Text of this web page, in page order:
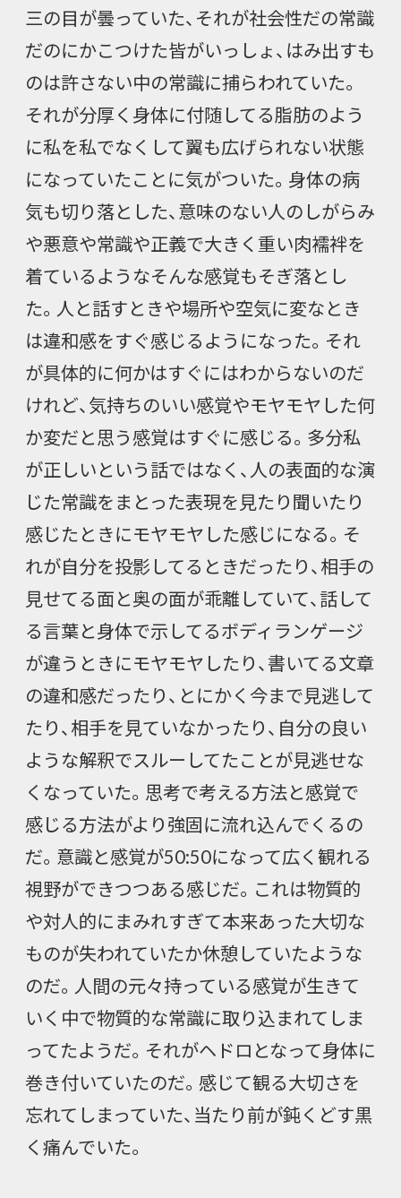
三の目が曇っていた、それが社会性だの常識
だのにかこつけた皆がいっしょ、はみ出すも
のは許さない中の常識に捕らわれていた。
それが分厚く身体に付随してる脂肪のよう
に私を私でなくして翼も広げられない状態
になっていたことに気がついた。身体の病
気も切り落とした、意味のない人のしがらみ
や悪意や常識や正義で大きく重い肉襦袢を
着ているようなそんな感覚もそぎ落とし
た。人と話すときや場所や空気に変なとき
は違和感をすぐ感じるようになった。それ
が具体的に何かはすぐにはわからないのだ
けれど、気持ちのいい感覚やモヤモヤした何
か変だと思う感覚はすぐに感じる。多分私
が正しいという話ではなく、人の表面的な演
じた常識をまとった表現を見たり聞いたり
感じたときにモヤモヤした感じになる。そ
れが自分を投影してるときだったり、相手の
見せてる面と奥の面が乖離していて、話して
る言葉と身体で示してるボディランゲージ
が違うときにモヤモヤしたり、書いてる文章
の違和感だったり、とにかく今まで見逃して
たり、相手を見ていなかったり、自分の良い
ような解釈でスルーしてたことが見逃せな
くなっていた。思考で考える方法と感覚で
感じる方法がより強固に流れ込んでくるの
だ。意識と感覚が50:50になって広く観れる
視野ができつつある感じだ。これは物質的
や対人的にまみれすぎて本来あった大切な
ものが失われていたか休憩していたような
のだ。人間の元々持っている感覚が生きて
いく中で物質的な常識に取り込まれてしま
ってたようだ。それがヘドロとなって身体に
巻き付いていたのだ。感じて観る大切さを
忘れてしまっていた、当たり前が鈍くどす黒
く痛んでいた。